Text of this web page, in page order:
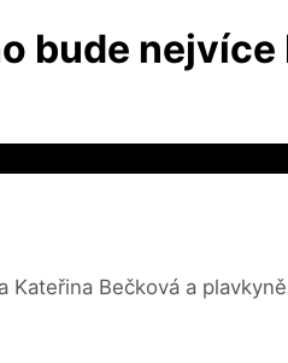
bude nejvíce
Bečková a